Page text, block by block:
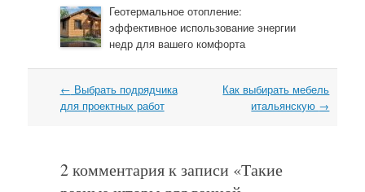
Геотермальное отопление:
эффективное использование энергии
недр для вашего комфорта
Навигация
← Выбрать подрядчика
для проектных работ
Как выбирать мебель
итальянскую →
2 комментария к записи «Такие